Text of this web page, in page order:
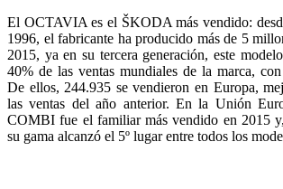
El OCTAVIA es el ŠKODA más vendido:
1996, el fabricante ha producido más de 5
2015, ya en su tercera generación, este
40% de las ventas mundiales de la marca,
De ellos, 244.935 se vendieron en Europa,
las ventas del año anterior. En la Unión
COMBI fue el familiar más vendido en 2015
su gama alcanzó el 5º lugar entre todos los